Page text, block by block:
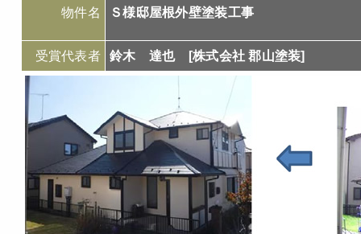
物件名 Ｓ様邸屋根外壁塗装工事
受賞代表者 鈴木 達也 [株式会社 郡山塗装]